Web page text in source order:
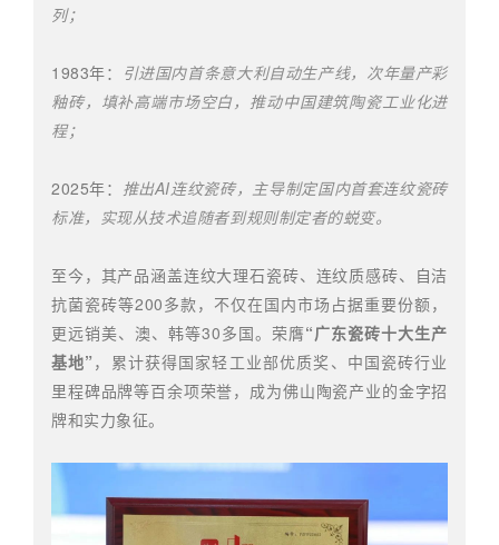
列；
1983年： 引进国内首条意大利自动生产线，次年量产彩
釉砖，填补高端市场空白，推动中国建筑陶瓷工业化进
程；
2025年： 推出AI连纹瓷砖，主导制定国内首套连纹瓷砖
标准，实现从技术追随者到规则制定者的蜕变。
至今，其产品涵盖连纹大理石瓷砖、连纹质感砖、自洁
抗菌瓷砖等200多款，不仅在国内市场占据重要份额，
更远销美、澳、韩等30多国。荣膺“广东瓷砖十大生产
基地” ，累计获得国家轻工业部优质奖、中国瓷砖行业
里程碑品牌等百余项荣誉，成为佛山陶瓷产业的金字招
牌和实力象征。